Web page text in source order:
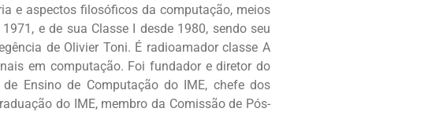
e aspectos filosóficos da computação, meios
e de sua Classe I desde 1980, sendo seu
de Olivier Toni. É radioamador classe A
em computação. Foi fundador e diretor do
Ensino de Computação do IME, chefe dos
do IME, membro da Comissão de Pós-